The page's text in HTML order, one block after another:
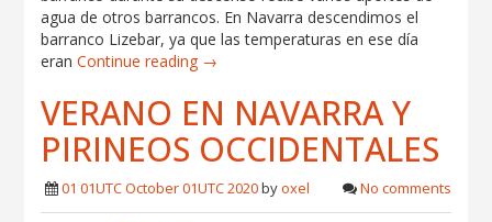
agua de otros barrancos. En Navarra descendimos el
barranco Lizebar, ya que las temperaturas en ese día
eranContinue reading →
VERANO EN NAVARRA Y
PIRINEOS OCCIDENTALES
01 01UTC October 01UTC 2020byoxel No comments